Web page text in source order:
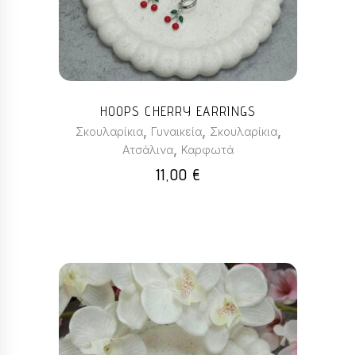
έχει
πολλαπλές
παραλλαγές.
Οι
επιλογές
να
επιλεγούν
στη
σελίδα
HOOPS CHERRY EARRINGS
Σκουλαρίκια, Γυναικεία, Σκουλαρίκια,
Ατσάλινα, Καρφωτά
11,00 €